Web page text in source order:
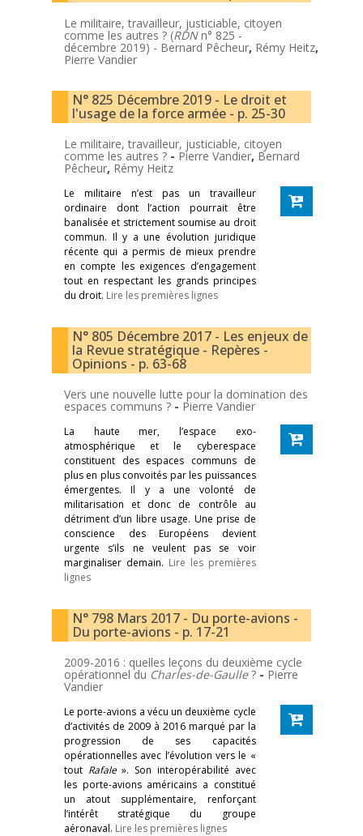
Le militaire, travailleur, justiciable, citoyen
comme les autres ? (RDNn° 825 -
décembre 2019) - Bernard Pêcheur, Rémy Heitz,
Pierre Vandier
N° 825 Décembre 2019 - Le droit et
l'usage de la force armée - p. 25-30
Le militaire, travailleur, justiciable, citoyen
comme les autres ? - Pierre Vandier, Bernard
Pêcheur, Rémy Heitz
Le militaire n’est pas un travailleur
ordinaire dont l’action pourrait être
banalisée et strictement soumise au droit
commun. Il y a une évolution juridique
récente qui a permis de mieux prendre
en compte les exigences d’engagement
tout en respectant les grands principes
du droit. Lire les premières lignes
N° 805 Décembre 2017 - Les enjeux de
la Revue stratégique - Repères -
Opinions - p. 63-68
Vers une nouvelle lutte pour la domination des
espaces communs ? - Pierre Vandier
La haute mer, l’espace exo-
atmosphérique et le cyberespace
constituent des espaces communs de
plus en plus convoités par les puissances
émergentes. Il y a une volonté de
militarisation et donc de contrôle au
détriment d’un libre usage. Une prise de
conscience des Européens devient
urgente s’ils ne veulent pas se voir
marginaliser demain. Lire les premières
lignes
N° 798 Mars 2017 - Du porte-avions -
Du porte-avions - p. 17-21
2009-2016 : quelles leçons du deuxième cycle
opérationnel du Charles-de-Gaulle? - Pierre
Vandier
Le porte-avions a vécu un deuxième cycle
d’activités de 2009 à 2016 marqué par la
progression de ses capacités
opérationnelles avec l’évolution vers le «
tout Rafale». Son interopérabilité avec
les porte-avions américains a constitué
un atout supplémentaire, renforçant
l’intérêt stratégique du groupe
aéronaval. Lire les premières lignes